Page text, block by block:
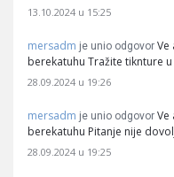
13.10.2024 u 15:25
mersadm je unio odgovor Ve
berekatuhu Tražite tiknture
28.09.2024 u 19:26
mersadm je unio odgovor Ve
berekatuhu Pitanje nije
28.09.2024 u 19:25